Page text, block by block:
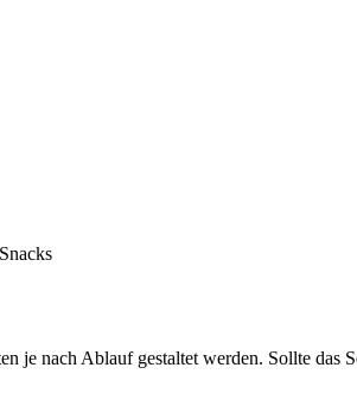
nach Ablauf gestaltet werden. Sollte das